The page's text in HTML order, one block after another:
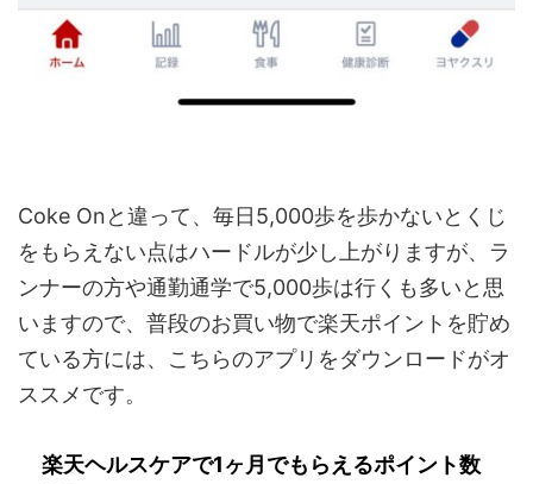
Coke Onと違って、毎日5,000歩を歩かないとくじ
をもらえない点はハードルが少し上がりますが、ラ
ンナーの方や通勤通学で5,000歩は行くも多いと思
いますので、普段のお買い物で楽天ポイントを貯め
ている方には、こちらのアプリをダウンロードがオ
ススメです。
楽天ヘルスケアで1ヶ月でもらえるポイント数